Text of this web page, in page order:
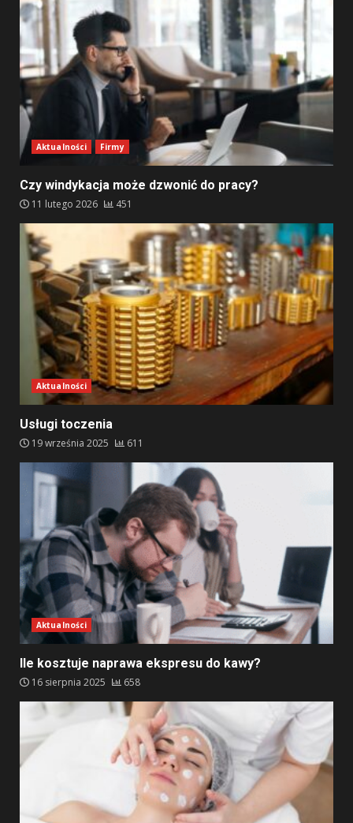
Aktualności Firmy
Czy windykacja może dzwonić do pracy?
11 lutego 2026 451
Aktualności
Usługi toczenia
19 września 2025 611
Aktualności
Ile kosztuje naprawa ekspresu do kawy?
16 sierpnia 2025 658